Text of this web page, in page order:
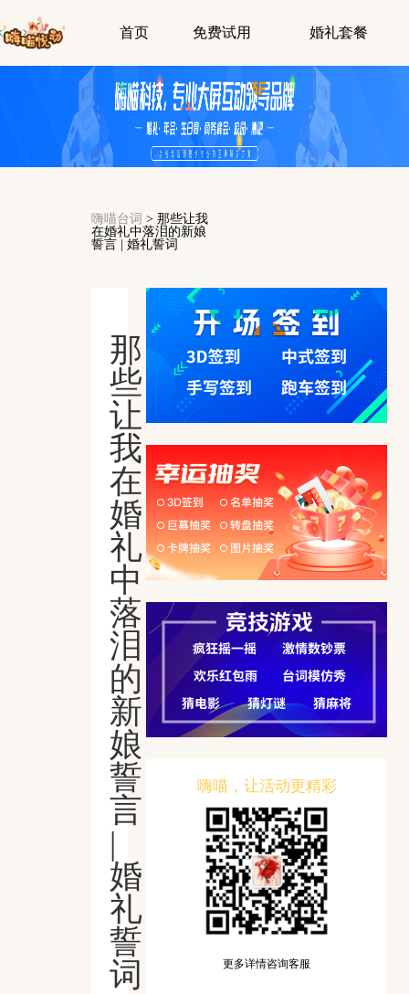
首页 免费试用 婚礼套餐
嗨喵台词 > 那些让我
在婚礼中落泪的新娘
誓言 | 婚礼誓词
那
些
让
我
在
婚
礼
中
落
泪
的
新
娘
誓
言
|
婚
礼
誓
词
嗨喵，让活动更精彩
更多详情咨询客服